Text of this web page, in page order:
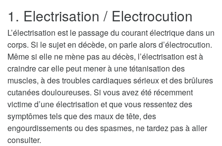
1. Electrisation / Electrocution
L’électrisation est le passage du courant électrique dans un
corps. Si le sujet en décède, on parle alors d’électrocution.
Même si elle ne mène pas au décès, l’électrisation est à
craindre car elle peut mener à une tétanisation des
muscles, à des troubles cardiaques sérieux et des brûlures
cutanées douloureuses. Si vous avez été récemment
victime d’une électrisation et que vous ressentez des
symptômes tels que des maux de tête, des
engourdissements ou des spasmes, ne tardez pas à aller
consulter.